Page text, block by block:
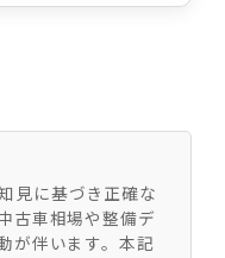
見に基づき正確な
古車相場や整備デ
が伴います。本記